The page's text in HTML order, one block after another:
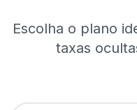
Escolha o plano
taxas